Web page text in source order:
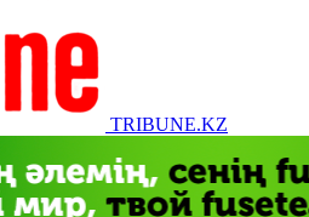
TRIBUNE.KZ